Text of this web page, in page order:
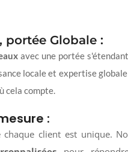
portée Globale :
avec une portée
locale et expertise
cela compte.
:
client est unique.